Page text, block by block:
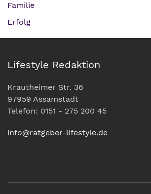
Familie
Erfolg
Lifestyle Redaktion
Krautheimer Str. 36
97959 Assamstadt
Telefon: 0151 - 275 200 45
info@ratgeber-lifestyle.de